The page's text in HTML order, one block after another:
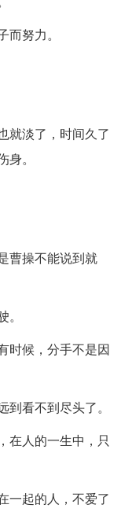
努力。
就淡了，时间久了
。
曹操不能说到就
时候，分手不是因
看不到尽头了。
在人的一生中，只
一起的人，不爱了